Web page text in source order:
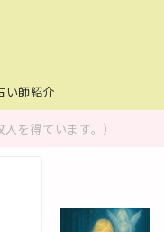
い師紹介
を得ています。）